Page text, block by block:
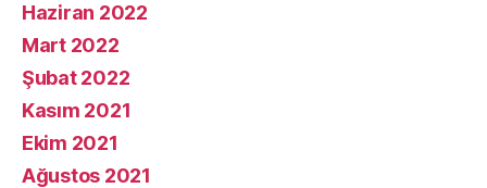
Haziran 2022
Mart 2022
Şubat 2022
Kasım 2021
Ekim 2021
Ağustos 2021